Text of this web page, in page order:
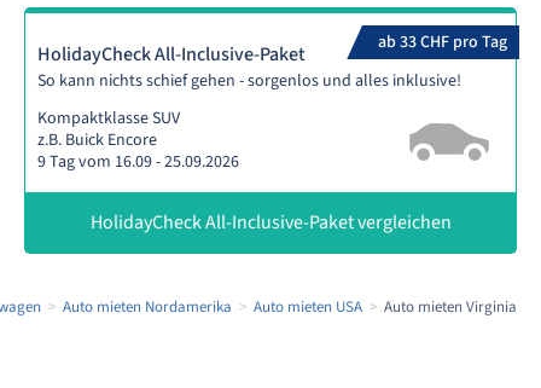
ab 33 CHF pro Tag
HolidayCheck All-Inclusive-Paket
So kann nichts schief gehen - sorgenlos und alles inklusive!
Kompaktklasse SUV
z.B. Buick Encore
9 Tag vom 16.09 - 25.09.2026
HolidayCheck All-Inclusive-Paket vergleichen
Auto mieten Nordamerika Auto mieten USA Auto mieten Virginia